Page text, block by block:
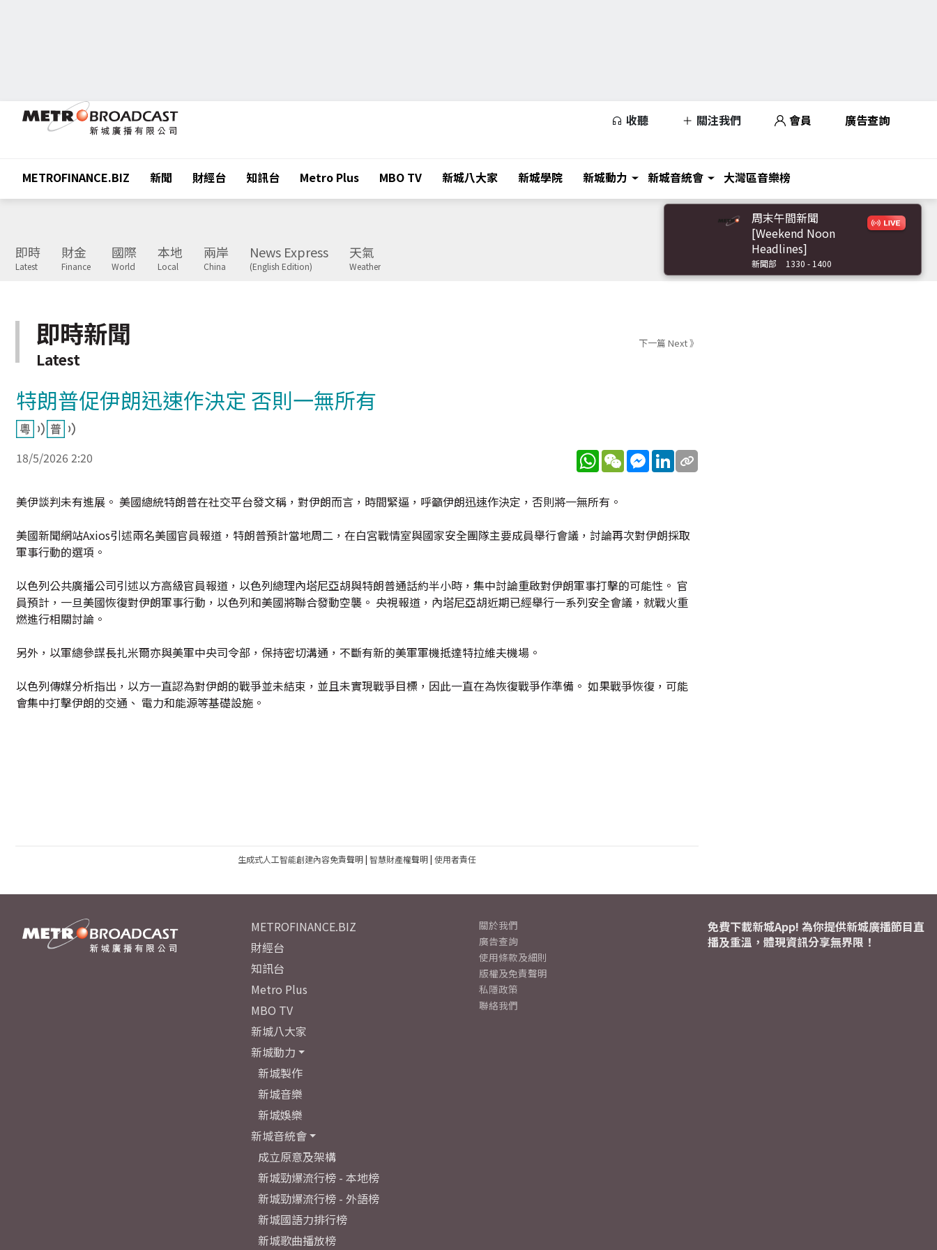
收聽 關注我們 會員 廣告查詢
METROFINANCE.BIZ 新聞 財經台 知訊台 Metro Plus MBO TV 新城八大家 新城學院 新城動力 新城音統會 大灣區音樂榜
即時
Latest
財金
Finance
國際
World
本地
Local
兩岸
China
News Express
(English Edition)
天氣
Weather
周末午間新聞
[Weekend Noon
Headlines]
新聞部 1330 - 1400
即時新聞
Latest
下一篇 Next 》
特朗普促伊朗迅速作決定 否則一無所有
18/5/2026 2:20 WhatsApp
WeChatMessenger
LinkedIn
美伊談判未有進展。 美國總統特朗普在社交平台發文稱，對伊朗而言，時間緊逼，呼籲伊朗迅速作決定，否則將一無所有。
美國新聞網站Axios引述兩名美國官員報道，特朗普預計當地周二，在白宮戰情室與國家安全團隊主要成員舉行會議，討論再次對伊朗採取
軍事行動的選項。
以色列公共廣播公司引述以方高級官員報道，以色列總理內塔尼亞胡與特朗普通話約半小時，集中討論重啟對伊朗軍事打擊的可能性。 官
員預計，一旦美國恢復對伊朗軍事行動，以色列和美國將聯合發動空襲。 央視報道，內塔尼亞胡近期已經舉行一系列安全會議，就戰火重
燃進行相關討論。
另外，以軍總參謀長扎米爾亦與美軍中央司令部，保持密切溝通，不斷有新的美軍軍機抵達特拉維夫機場。
以色列傳媒分析指出，以方一直認為對伊朗的戰爭並未結束，並且未實現戰爭目標，因此一直在為恢復戰爭作準備。 如果戰爭恢復，可能
會集中打擊伊朗的交通、 電力和能源等基礎設施。
生成式人工智能創建內容免責聲明| 智慧財產權聲明| 使用者責任
METROFINANCE.BIZ
財經台
知訊台
Metro Plus
MBO TV
新城八大家
新城動力
新城製作
新城音樂
新城娛樂
新城音統會
成立原意及架構
新城勁爆流行榜 - 本地榜
新城勁爆流行榜 - 外語榜
新城國語力排行榜
新城歌曲播放榜
關於我們
廣告查詢
使用條款及細則
版權及免責聲明
私隱政策
聯絡我們
免費下載新城App! 為你提供新城廣播節目直
播及重溫，體現資訊分享無界限！